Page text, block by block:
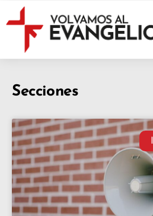
Secciones